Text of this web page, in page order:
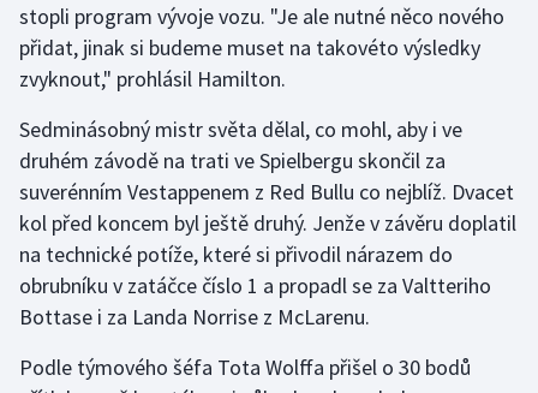
Jezdectví
Krasobruslení
Lezení
Lyže a snowboard
Moderní pětiboj
stopli program vývoje vozu. "Je ale nutné něco nového
přidat, jinak si budeme muset na takovéto výsledky
zvyknout," prohlásil Hamilton.
Sedminásobný mistr světa dělal, co mohl, aby i ve
druhém závodě na trati ve Spielbergu skončil za
suverénním Vestappenem z Red Bullu co nejblíž. Dvacet
kol před koncem byl ještě druhý. Jenže v závěru doplatil
na technické potíže, které si přivodil nárazem do
obrubníku v zatáčce číslo 1 a propadl se za Valtteriho
Bottase i za Landa Norrise z McLarenu.
Podle týmového šéfa Tota Wolffa přišel o 30 bodů